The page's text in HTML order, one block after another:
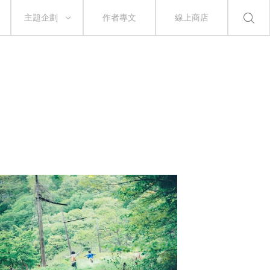
主題企劃 作者專文 線上商店